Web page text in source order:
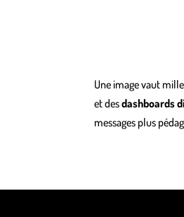
Une image vaut
et desdashboards
messages plus